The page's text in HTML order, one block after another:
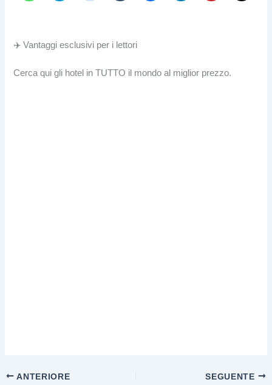
✈️ Vantaggi esclusivi per i lettori
Cerca qui gli hotel in TUTTO il mondo al miglior prezzo.
ANTERIORE SEGUENTE